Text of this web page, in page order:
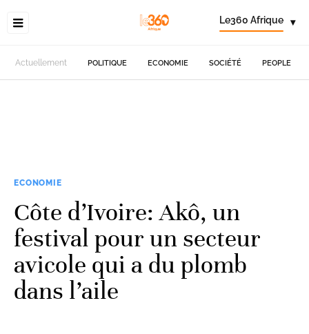
Le360 Afrique ▾
Actuellement POLITIQUE ECONOMIE SOCIÉTÉ PEOPLE
ECONOMIE
Côte d’Ivoire: Akô, un
festival pour un secteur
avicole qui a du plomb
dans l’aile